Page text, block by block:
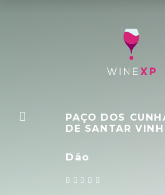
PAÇO DOS
DE SANTAR
Dão